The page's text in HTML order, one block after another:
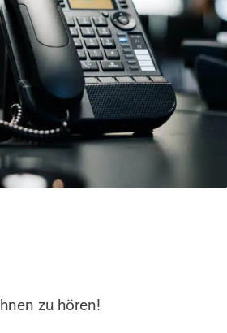
zu hören!